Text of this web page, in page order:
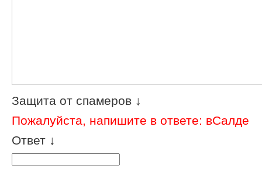
Защита от спамеров ↓
Пожалуйста, напишите в ответе: вСалде
Ответ ↓